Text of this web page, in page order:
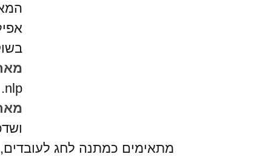
nlp. המארז כולל ספר Dsm, מוח, כורסא וכמובן.. שעון.
מתאימים כמתנה לחג